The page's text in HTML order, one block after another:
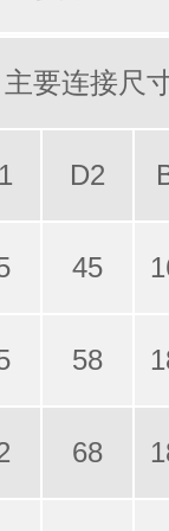
主要连接尺
D2
45
58
68